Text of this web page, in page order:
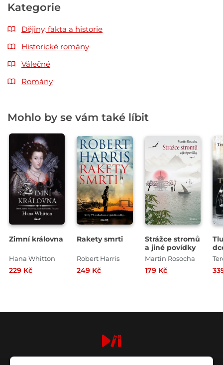
Kategorie
Dějiny, fakta a historie
Historické romány
Válečné
Romány
Mohlo by se vám také líbit
Zimní královna
Hana Whitton
229 Kč
Rakety smrti
Robert Harris
249 Kč
Strážce stromů
a jiné povídky
Martin Rosocha
179 Kč